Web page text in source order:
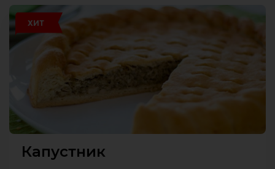
ХИТ
Капустник